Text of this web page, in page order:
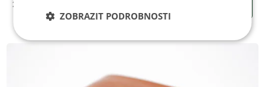
2950 Kč
ZOBRAZIT PODROBNOSTI